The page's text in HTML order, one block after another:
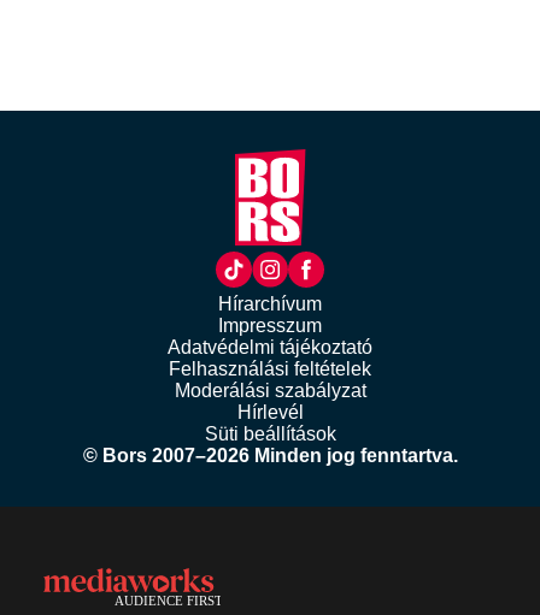
Hírarchívum
Impresszum
Adatvédelmi tájékoztató
Felhasználási feltételek
Moderálási szabályzat
Hírlevél
Süti beállítások
© Bors 2007–2026 Minden jog fenntartva.